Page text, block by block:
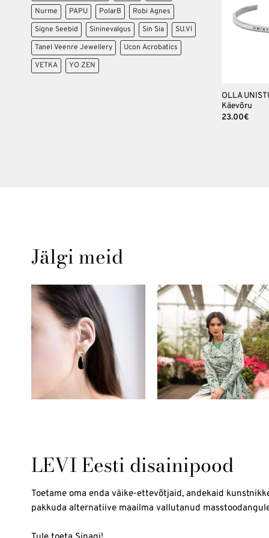
Nurme
PAPU PolarB
Robi Agnes
Signe Seebid
Sininevalgus Sin Sia
SU.VI
Tanel Veenre Jewellery
Ucon Acrobatics
VETKA
YO ZEN
OLLA
Käevõru
23.00€
Jälgi meid
LEVI Eesti disainipood
Toetame oma enda väike-ettevõtjaid, andekaid
pakkuda alternatiive maailma vallutanud